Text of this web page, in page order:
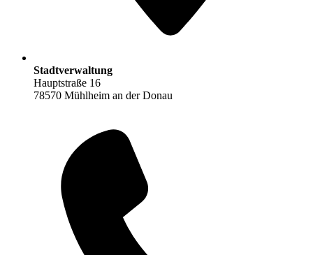
Stadtverwaltung
Hauptstraße 16
78570 Mühlheim an der Donau